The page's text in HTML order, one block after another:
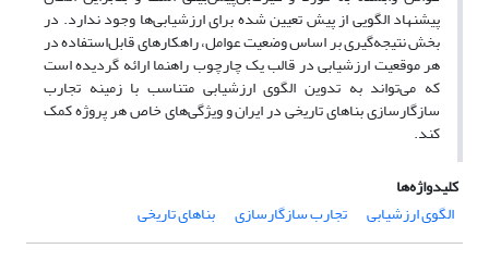
پیشنهاد الگویی از پیش تعیین شده برای ارزشیابی‌ها‌ وجود ندارد. در
بخش نتیجه‌گیری بر اساس وضعیت عوامل، راهکارهای قابل‌استفاده در
هر موقعیت ارزشیابی در قالب یک چارچوب راهنما ارائه گردیده است
که می‌تواند به تدوین الگوی ارزشیابی‌ متناسب با زمینه تجارب
سازگارسازی بناهای تاریخی در ایران و ویژگی‌های خاص هر پروژه کمک
کند.
کلیدواژه‌ها
الگوی ارزشیابی
تجارب سازگارسازی بناهای تاریخی